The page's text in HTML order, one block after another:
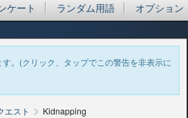
ケート ランダム用語 オプション
。(クリック、タップでこの警告を非表示に
エスト > Kidnapping